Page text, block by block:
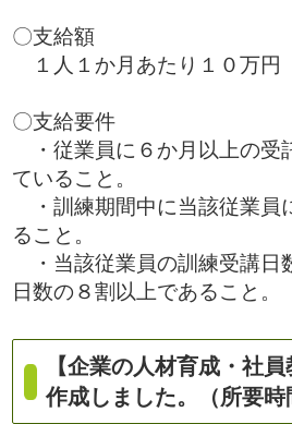
〇支給額
１人１か月あたり１０万円
〇支給要件
・従業員に６か月以上の受
ていること。
・訓練期間中に当該従業員
ること。
・当該従業員の訓練受講日
日数の８割以上であること。
【企業の人材育成・社
作成しました。（所要